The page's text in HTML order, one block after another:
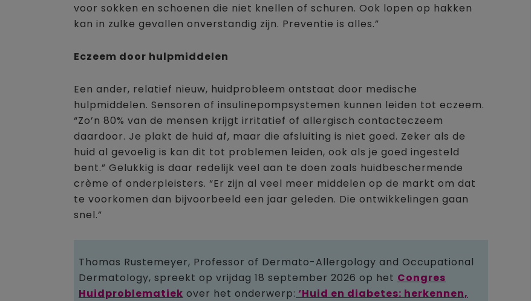
voor sokken en schoenen die niet knellen of schuren. Ook lopen op hakken
kan in zulke gevallen onverstandig zijn. Preventie is alles.”
Eczeem door hulpmiddelen
Een ander, relatief nieuw, huidprobleem ontstaat door medische
hulpmiddelen. Sensoren of insulinepompsystemen kunnen leiden tot eczeem.
“Zo’n 80% van de mensen krijgt irritatief of allergisch contacteczeem
daardoor. Je plakt de huid af, maar die afsluiting is niet goed. Zeker als de
huid al gevoelig is kan dit tot problemen leiden, ook als je goed ingesteld
bent.” Gelukkig is daar redelijk veel aan te doen zoals huidbeschermende
crème of onderpleisters. “Er zijn al veel meer middelen op de markt om dat
te voorkomen dan bijvoorbeeld een jaar geleden. Die ontwikkelingen gaan
snel.”
Thomas Rustemeyer, Professor of Dermato-Allergology and Occupational
Dermatology, spreekt op vrijdag 18 september 2026 op het Congres
Huidproblematiek over het onderwerp: ‘Huid en diabetes: herkennen,